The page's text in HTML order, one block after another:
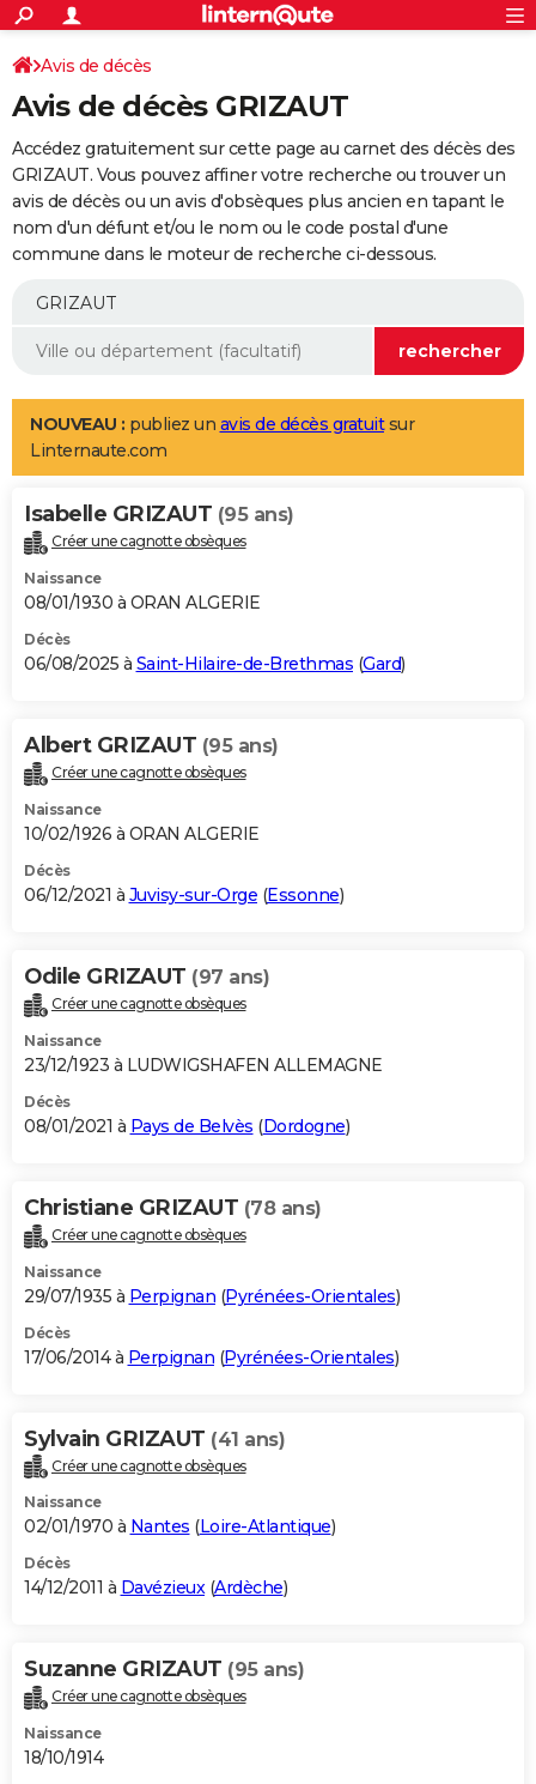
ACTUALITÉS
Politique
Société
Faits Divers
Education
Monde
Villes
+
SPORT
Coupe du monde 2026
Football
Tennis
Cyclisme
Rugby
Forum
Programme TV
TNT
Streaming
Cinéma
Sorties cinéma
Musique
+
FINANCE
Retraite
Epargne
Immobilier
Risques naturels par ville
Banque
Assurance
AUTO
Essais
Réserver un essai
Citadines
Berlines
SUV
Forum auto
+
Mobiles
Meilleur smartphone
Internet
Ordinateurs
Jeux vidéo
Guide high-tech
Aménagement intérieur
LIFESTYLE
Art de vivre
Bien-être
Loisirs
Mode
Modes de vie
Alimentation
Guide de la santé
Maladies
Médicaments
Sommeil
VOYAGE
Destinations
City break
Voyage nature
Voyage de noces
Forum
Climat
+PHOTO
GUIDES D'ACHAT
BONS PLANS
Carte de Noël
Carte Bonne année
Carte Saint-Valentin
Carte Pâques
Carte d'anniversaire
DICTIONNAIRE
Dictionnaire
Biographies
Citations
Expressions
Proverbes
PROGRAMME TV
S'inscrire
Se connecter
Lycées
Collèges
Primaires
Universités
Entreprises
Service militaire
Avis de recherche
AVIS DE DÉCÈS
Bricolage
Lifestyle
Culture
Sport
Auto
Television
Voyage
Cinema
Avis de décès
Avis de décès GRIZAUT
Accédez gratuitement sur cette page au carnet des décès des
GRIZAUT. Vous pouvez affiner votre recherche ou trouver un
avis de décès ou un avis d'obsèques plus ancien en tapant le
nom d'un défunt et/ou le nom ou le code postal d'une
commune dans le moteur de recherche ci-dessous.
NOUVEAU : publiez un avis de décès gratuitsur
Linternaute.com
Isabelle GRIZAUT (95 ans)
Créer une cagnotte obsèques
Naissance
08/01/1930 à ORAN ALGERIE
Décès
06/08/2025 à Saint-Hilaire-de-Brethmas (Gard)
Albert GRIZAUT (95 ans)
Créer une cagnotte obsèques
Naissance
10/02/1926 à ORAN ALGERIE
Décès
06/12/2021 à Juvisy-sur-Orge (Essonne)
Odile GRIZAUT (97 ans)
Créer une cagnotte obsèques
Naissance
23/12/1923 à LUDWIGSHAFEN ALLEMAGNE
Décès
08/01/2021 à Pays de Belvès (Dordogne)
Christiane GRIZAUT (78 ans)
Créer une cagnotte obsèques
Naissance
29/07/1935 à Perpignan (Pyrénées-Orientales)
Décès
17/06/2014 à Perpignan (Pyrénées-Orientales)
Sylvain GRIZAUT (41 ans)
Créer une cagnotte obsèques
Naissance
02/01/1970 à Nantes (Loire-Atlantique)
Décès
14/12/2011 à Davézieux(Ardèche)
Suzanne GRIZAUT (95 ans)
Créer une cagnotte obsèques
Naissance
18/10/1914